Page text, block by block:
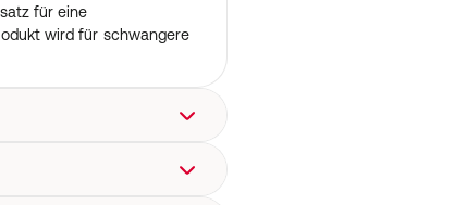
für eine
wird für schwangere
pflanzliche